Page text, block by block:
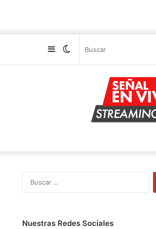
Switch
Sidebar
Nuestras Redes Sociales